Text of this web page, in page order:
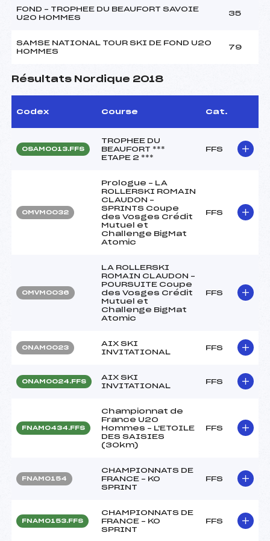
FOND – TROPHEE DU BEAUFORT SAVOIE
U20 HOMMES
35
SAMSE NATIONAL TOUR SKI DE FOND U20
HOMMES
79
Résultats Nordique 2018
Codex Course Cat.
OSAM0013.FFS
TROPHEE DU
BEAUFORT ***
ETAPE 2 ***
FFS
OMVM0032
Prologue – LA
ROLLERSKI ROMAIN
CLAUDON –
SPRINTS Coupe
des Vosges Crédit
Mutuel et
Challenge BigMat
Atomic
FFS
OMVM0036
LA ROLLERSKI
ROMAIN CLAUDON –
POURSUITE Coupe
des Vosges Crédit
Mutuel et
Challenge BigMat
Atomic
FFS
ONAM0023
AIX SKI
INVITATIONAL
FFS
ONAM0024.FFS
AIX SKI
INVITATIONAL
FFS
FNAM0434.FFS
Championnat de
France U20
Hommes – L'ETOILE
DES SAISIES
(30km)
FFS
FNAM0154
CHAMPIONNATS DE
FRANCE – KO
SPRINT
FFS
FNAM0153.FFS
CHAMPIONNATS DE
FRANCE – KO
SPRINT
FFS